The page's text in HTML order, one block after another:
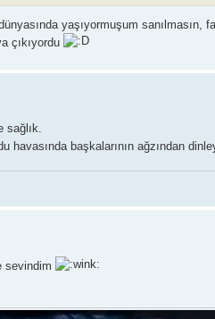
yaşıyormuşum
çıkıyordu
havasında başkalarının ağzından
sevindim